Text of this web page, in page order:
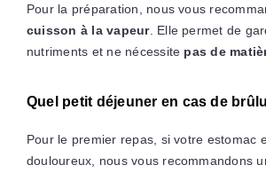
Pour la préparation, nous vous
cuisson à la vapeur. Elle permet de
nutriments et ne nécessite pas de
Quel petit déjeuner en cas de
Pour le premier repas, si votre estomac
douloureux, nous vous recommandons